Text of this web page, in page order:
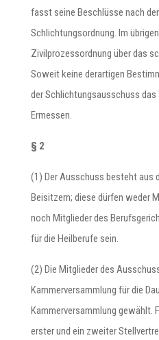
fasst seine Beschlüsse nach
Schlichtungsordnung. Im
Zivilprozessordnung über das
Soweit keine derartigen
der Schlichtungsausschuss das
Ermessen.
§ 2
(1) Der Ausschuss besteht aus
Beisitzern; diese dürfen weder
noch Mitglieder des
für die Heilberufe sein.
(2) Die Mitglieder des
Kammerversammlung für die
Kammerversammlung gewählt.
erster und ein zweiter